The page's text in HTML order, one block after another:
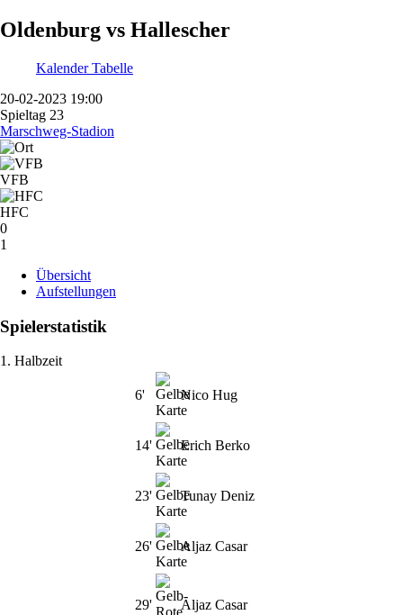
Oldenburg vs Hallescher
KalenderTabelle
20-02-2023 19:00
Spieltag 23
Marschweg-Stadion
VFB
HFC
0
1
Übersicht
Aufstellungen
Spielerstatistik
1. Halbzeit
6' Nico Hug
14' Erich Berko
23' Tunay Deniz
26' Aljaz Casar
29' Aljaz Casar